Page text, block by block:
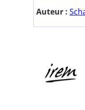
Auteur :